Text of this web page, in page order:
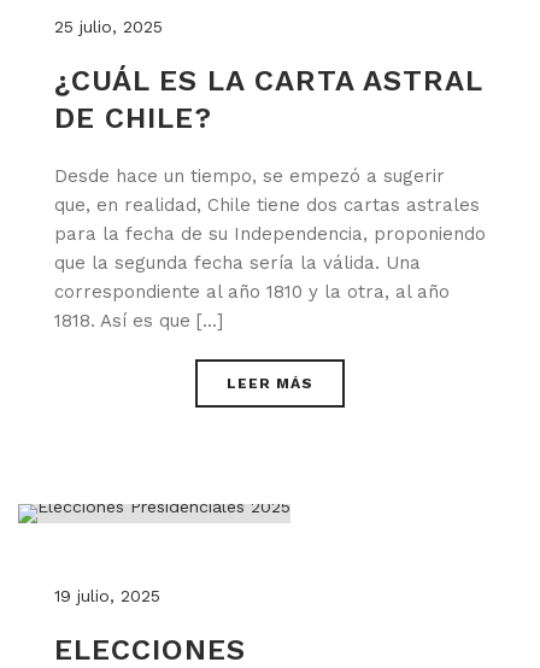
25 julio, 2025
¿CUÁL ES LA CARTA ASTRAL
DE CHILE?
Desde hace un tiempo, se empezó a sugerir
que, en realidad, Chile tiene dos cartas astrales
para la fecha de su Independencia, proponiendo
que la segunda fecha sería la válida. Una
correspondiente al año 1810 y la otra, al año
1818. Así es que [...]
LEER MÁS
19 julio, 2025
ELECCIONES